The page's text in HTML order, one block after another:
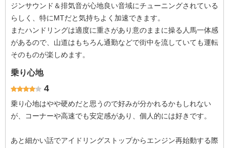
ジンサウンド＆排気音が心地良い音域にチューニングされている
らしく、特にMTだと気持ちよく加速できます。
またハンドリングは適度に重さがあり意のままに操る人馬一体感
があるので、山道はもちろん通勤などで街中を流していても運転
そのものが楽しめます。
乗り心地
4
乗り心地はやや硬めだと思うので好みが分かれるかもしれない
が、コーナーや高速でも安定感があり、個人的には好きです。
あと細かい話でアイドリングストップからエンジン再始動する際